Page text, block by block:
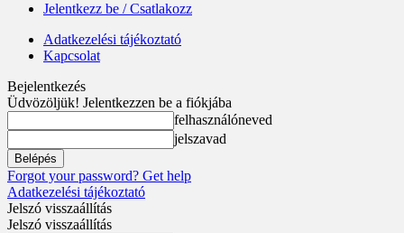
Jelentkezz be / Csatlakozz
Adatkezelési tájékoztató
Kapcsolat
Bejelentkezés
Üdvözöljük! Jelentkezzen be a fiókjába
felhasználóneved
jelszavad
Forgot your password? Get help
Adatkezelési tájékoztató
Jelszó visszaállítás
Jelszó visszaállítás